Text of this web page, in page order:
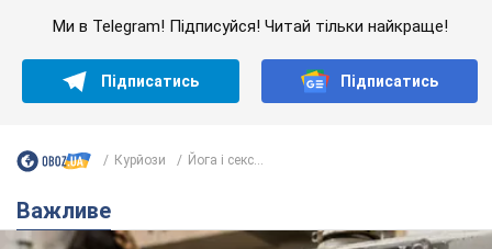
Ми в Telegram! Підписуйся! Читай тільки найкраще!
Підписатись Підписатись
Курйози Йога і секс...
Важливе